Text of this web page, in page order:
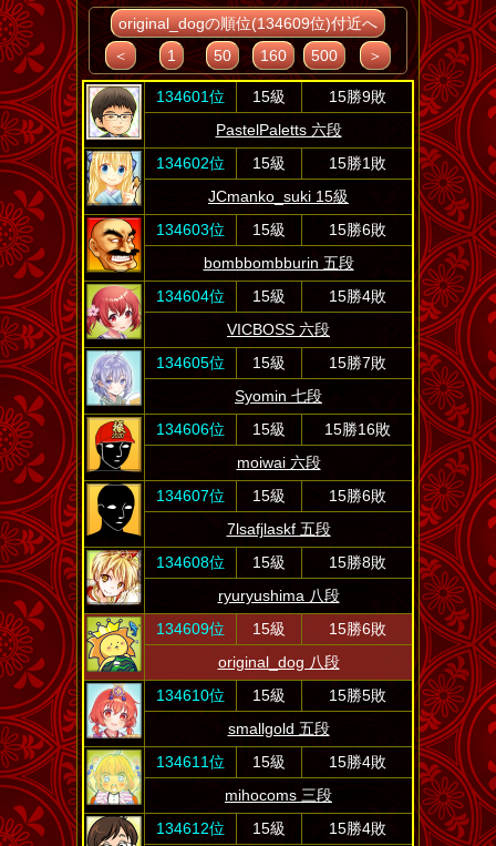
original_dogの順位(134609位)付近へ
＜
1 50 160 500 ＞
134601位 15級
15勝9敗
PastelPaletts 六段
134602位
15級
15勝1敗
JCmanko_suki 15級
134603位
15級
15勝6敗
bombbombburin 五段
134604位
15級
15勝4敗
VICBOSS 六段
134605位
15級
15勝7敗
Syomin 七段
134606位
15級
15勝16敗
moiwai 六段
134607位
15級
15勝6敗
7lsafjlaskf 五段
134608位
15級
15勝8敗
ryuryushima 八段
134609位
15級
15勝6敗
original_dog 八段
134610位
15級
15勝5敗
smallgold 五段
134611位
15級
15勝4敗
mihocoms 三段
134612位
15級
15勝4敗